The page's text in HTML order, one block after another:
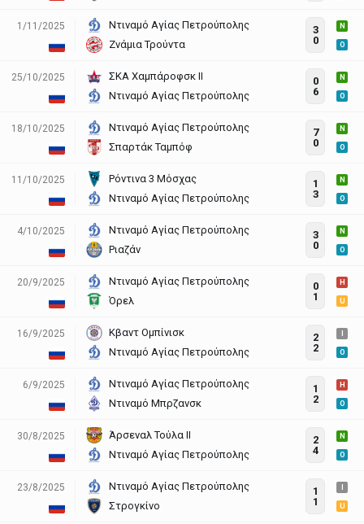
1/11/2025
Ντιναμό Αγίας Πετρούπολης
Ζνάμια Τρούντα
3
0
N
O
25/10/2025
ΣΚΑ Χαμπάροφσκ ΙΙ
Ντιναμό Αγίας Πετρούπολης
0
6
N
O
18/10/2025
Ντιναμό Αγίας Πετρούπολης
Σπαρτάκ Ταμπόφ
7
0
N
O
11/10/2025
Ρόντινα 3 Μόσχας
Ντιναμό Αγίας Πετρούπολης
1
3
N
O
4/10/2025
Ντιναμό Αγίας Πετρούπολης
Ριαζάν
3
0
N
O
20/9/2025
Ντιναμό Αγίας Πετρούπολης
Όρελ
0
1
H
U
16/9/2025
Κβαντ Ομπίνισκ
Ντιναμό Αγίας Πετρούπολης
2
2
O
6/9/2025
Ντιναμό Αγίας Πετρούπολης
Ντιναμό Μπρζανσκ
1
2
H
O
30/8/2025
Άρσεναλ Τούλα ΙΙ
Ντιναμό Αγίας Πετρούπολης
2
4
N
O
23/8/2025
Ντιναμό Αγίας Πετρούπολης
Στρογκίνο
1
1
U